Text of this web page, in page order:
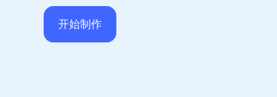
开始制作